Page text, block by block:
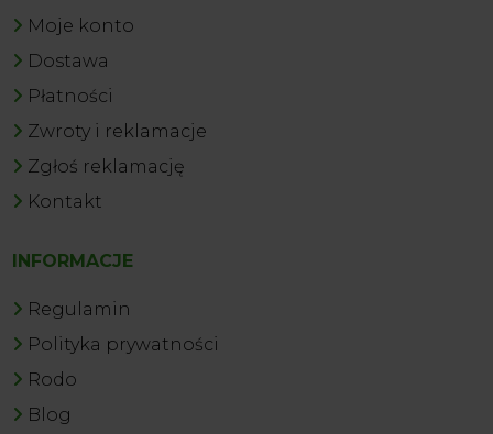
Moje konto
Dostawa
Płatności
Zwroty i reklamacje
Zgłoś reklamację
Kontakt
INFORMACJE
Regulamin
Polityka prywatności
Rodo
Blog